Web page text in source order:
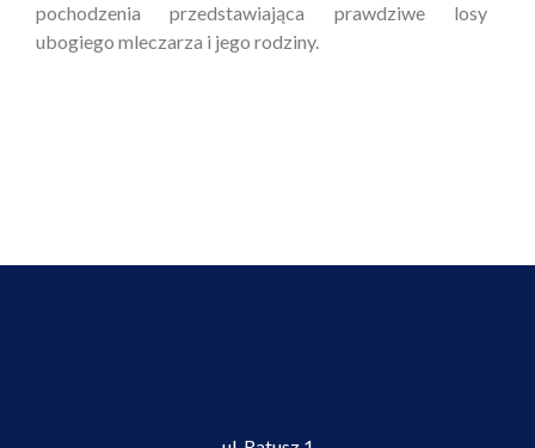
pochodzenia przedstawiająca prawdziwe losy
ubogiego mleczarza i jego rodziny.